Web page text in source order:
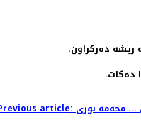
ریشە دەرکراون.
دەکات.